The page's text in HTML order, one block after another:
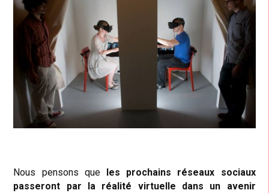
Nous pensons que les prochains réseaux sociaux
passeront par la réalité virtuelle dans un avenir